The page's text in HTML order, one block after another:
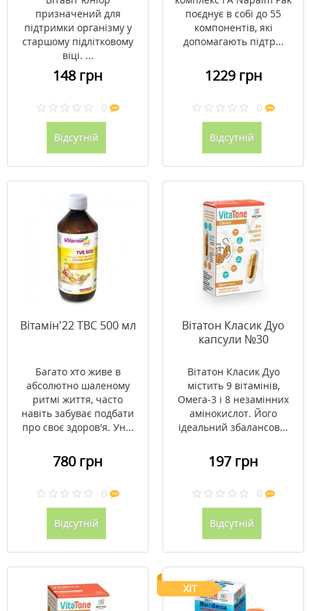
призначений для
підтримки організму у
старшому підлітковому
віці. ...
148 грн
0
Відсутній
поєднує в собі до 55
компонентів, які
допомагають підтр...
1229 грн
0
Відсутній
Вітамін’22 ТВС 500 мл
Багато хто живе в
абсолютно шаленому
ритмі життя, часто
навіть забуває подбати
про своє здоров'я. Ун...
780 грн
0
Відсутній
Вітатон Класик Дуо
капсули №30
Вітатон Класик Дуо
містить 9 вітамінів,
Омега-3 і 8 незамінних
амінокислот. Його
ідеальний збалансов...
197 грн
0
Відсутній
ХІТ